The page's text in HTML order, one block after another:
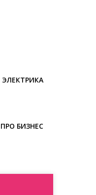
ЭЛЕКТРИКА
ПРО БИЗНЕС